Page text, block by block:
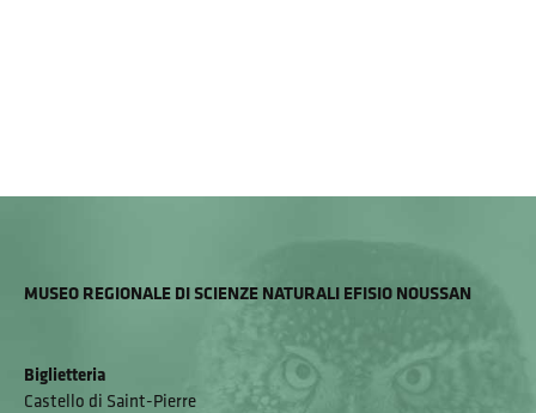
MUSEO REGIONALE DI SCIENZE NATURALI EFISIO NOUSSAN
Biglietteria
Castello di Saint-Pierre